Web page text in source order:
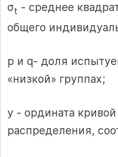
σt - среднее
общего
p и q- доля
«низкой» группах;
у - ордината
распределения,